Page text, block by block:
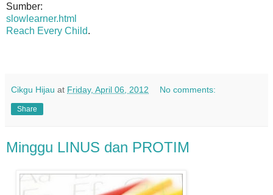
Sumber:
slowlearner.html
Reach Every Child.
Cikgu Hijau at Friday, April 06, 2012 No comments:
Share
Minggu LINUS dan PROTIM